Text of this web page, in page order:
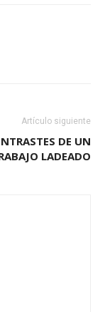
Artículo siguiente
DE UN
LADEADO